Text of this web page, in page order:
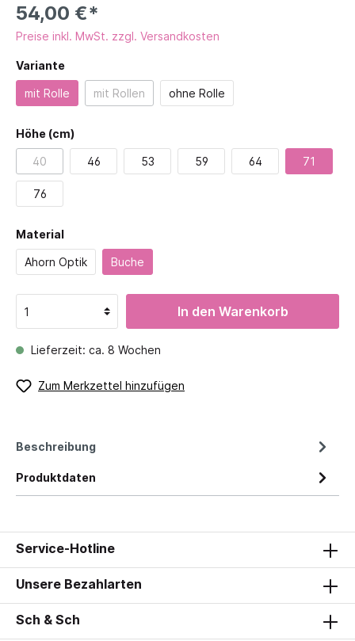
54,00 €*
Preise inkl. MwSt. zzgl. Versandkosten
Variante
mit Rolle mit Rollen ohne Rolle
Höhe (cm)
40 46 53 59 64 71
76
Material
Ahorn Optik Buche
In den Warenkorb
Lieferzeit: ca. 8 Wochen
Zum Merkzettel hinzufügen
Beschreibung
Produktdaten
Service-Hotline
Unsere Bezahlarten
Sch & Sch